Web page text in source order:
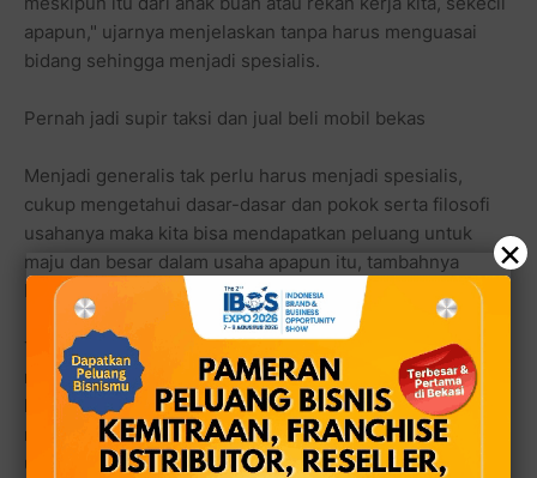
apapun," ujarnya menjelaskan tanpa harus menguasai
bidang sehingga menjadi spesialis.
Pernah jadi supir taksi dan jual beli mobil bekas
Menjadi generalis tak perlu harus menjadi spesialis,
cukup mengetahui dasar-dasar dan pokok serta filosofi
usahanya maka kita bisa mendapatkan peluang untuk
maju dan besar dalam usaha apapun itu, tambahnya
berfilosofi.
Tak heran jika usahanya kini meliputi banyak bidang,
mulai dari usaha properti yang paling pertama dirintisnya,
kemudian otomotif dan merambah ke dunia usaha
restoran serta kuliner dan terakhir Sardi mulai mencoba
usaha media elektronik, dengan nama usaha Radio
×